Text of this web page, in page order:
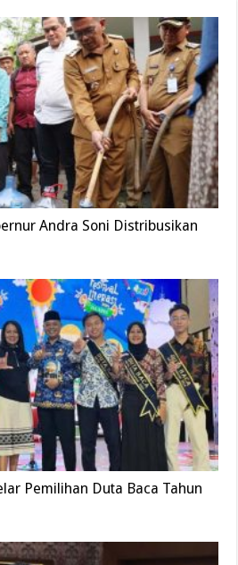
Andra Soni Distribusikan
Pemilihan Duta Baca Tahun